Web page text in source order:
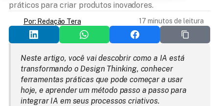
práticos para criar produtos inovadores.
Por: Redação Tera 17 minutos de leitura
Neste artigo, você vai descobrir como a IA está
transformando o Design Thinking, conhecer
ferramentas práticas que pode começar a usar
hoje, e aprender um método passo a passo para
integrar IA em seus processos criativos.